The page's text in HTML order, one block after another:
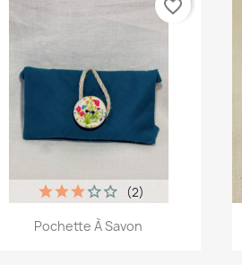
Aperçu rapide
Pochette À Savon
(2)
favorite_border